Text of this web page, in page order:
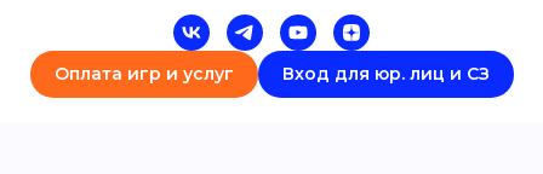
Оплата игр и услуг Вход для юр. лиц и СЗ